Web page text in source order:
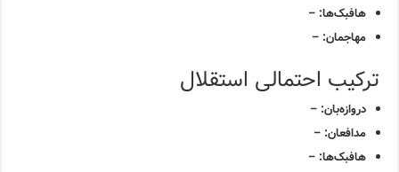
هافبک‌ها: –
مهاجمان: –
ترکیب احتمالی استقلال
دروازه‌بان: –
مدافعان: –
هافبک‌ها: –